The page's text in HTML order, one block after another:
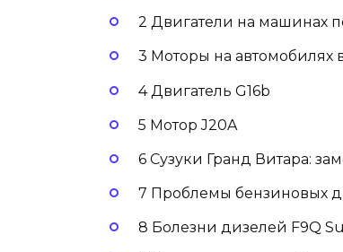
2 Двигатели на машинах
3 Моторы на автомобилях
4 Двигатель G16b
5 Мотор J20A
6 Сузуки Гранд Витара:
7 Проблемы бензиновых
8 Болезни дизелей F9Q